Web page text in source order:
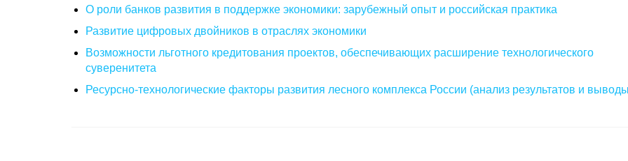
О роли банков развития в поддержке экономики: зарубежный опыт и российская практика
Развитие цифровых двойников в отраслях экономики
Возможности льготного кредитования проектов, обеспечивающих расширение технологического
суверенитета
Ресурсно-технологические факторы развития лесного комплекса России (анализ результатов и